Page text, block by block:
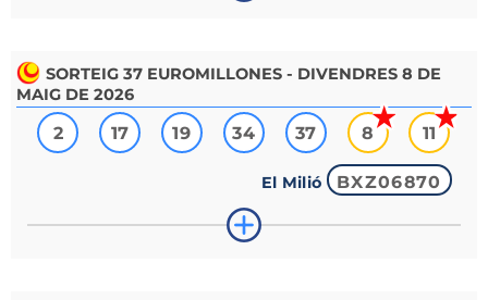
SORTEIG 37 EUROMILLONES - DIVENDRES 8 DE
MAIG DE 2026
2 17 19 34 37 8 11
El Milió BXZ06870